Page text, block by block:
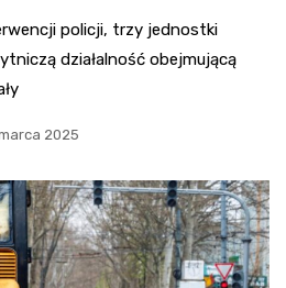
policji, trzy jednostki
działalność obejmującą
2025